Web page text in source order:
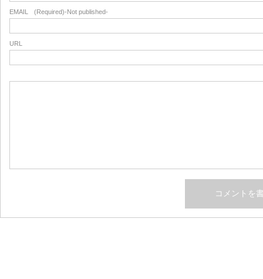
EMAIL (Required)-Not published-
URL